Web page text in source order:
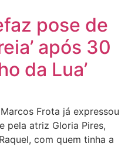
pose de
após 30
da Lua’
Frota já expressou
pela atriz Gloria Pires,
com quem tinha a